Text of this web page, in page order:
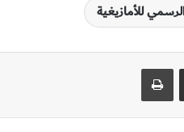
للأمازيغية